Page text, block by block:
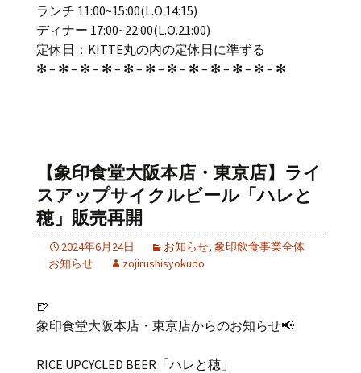
ランチ 11:00~15:00(L.O.14:15)
ディナー 17:00~22:00(L.O.21:00)
定休日：KITTE丸の内の定休日に準ずる
✻ – ✻ – ✻ – ✻ – ✻ – ✻ – ✻ – ✻ – ✻ – ✻ – ✻ – ✻
【象印食堂大阪本店・東京店】ライ
スアップサイクルビール「ハレと
穂」販売再開
2024年6月24日 お知らせ, 象印飲食事業全体
お知らせ
zojirushisyokudo
🍺
象印食堂大阪本店・東京店からのお知らせ📢
RICE UPCYCLED BEER「ハレと穂」